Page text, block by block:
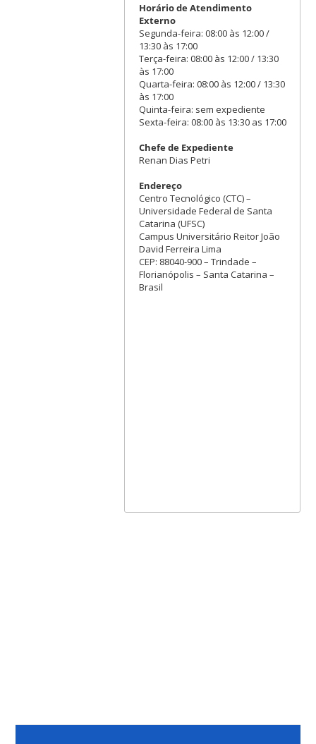
Horário de Atendimento
Externo
Segunda-feira: 08:00 às 12:00 /
13:30 às 17:00
Terça-feira: 08:00 às 12:00 / 13:30
às 17:00
Quarta-feira: 08:00 às 12:00 / 13:30
às 17:00
Quinta-feira: sem expediente
Sexta-feira: 08:00 às 13:30 as 17:00
Chefe de Expediente
Renan Dias Petri
Endereço
Centro Tecnológico (CTC) –
Universidade Federal de Santa
Catarina (UFSC)
Campus Universitário Reitor João
David Ferreira Lima
CEP: 88040-900 – Trindade –
Florianópolis – Santa Catarina –
Brasil